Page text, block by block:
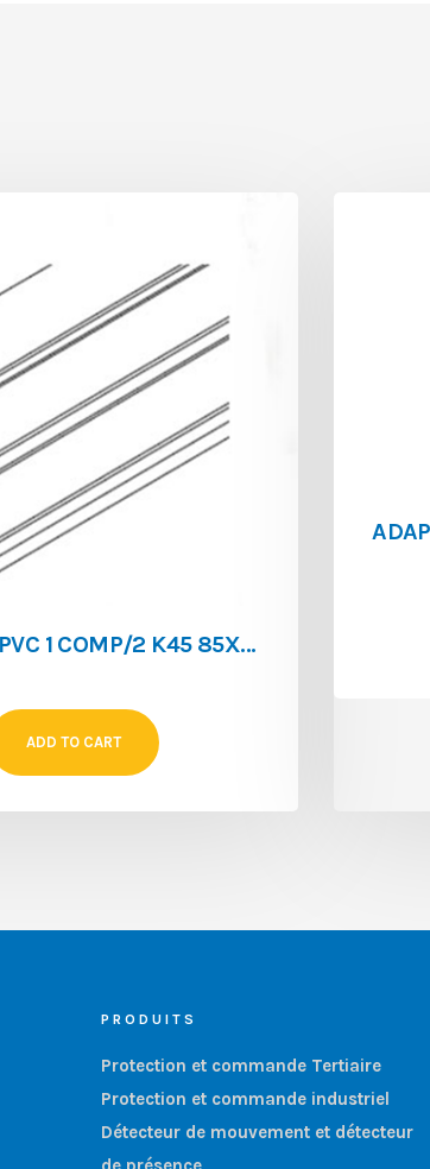
MOULURE PVC 1 COMP/2 K45 85X55/2 BLANC
ADD TO CART
PRODUITS
Protection et commande Tertiaire
Protection et commande industriel
Détecteur de mouvement et détecteur